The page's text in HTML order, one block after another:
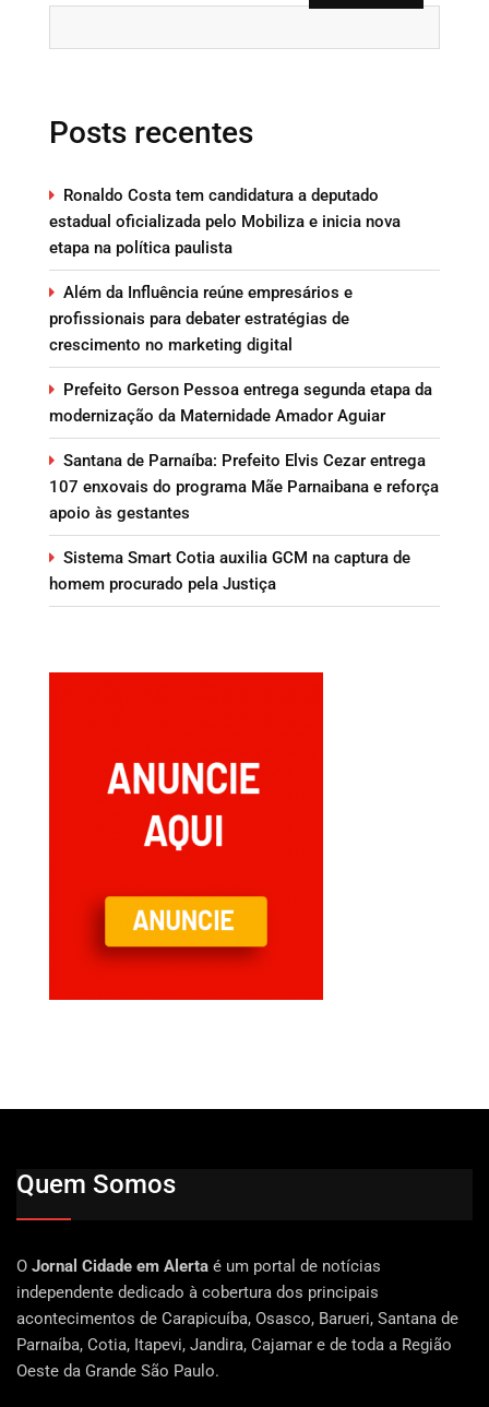
Posts recentes
Ronaldo Costa tem candidatura a deputado
estadual oficializada pelo Mobiliza e inicia nova
etapa na política paulista
Além da Influência reúne empresários e
profissionais para debater estratégias de
crescimento no marketing digital
Prefeito Gerson Pessoa entrega segunda etapa da
modernização da Maternidade Amador Aguiar
Santana de Parnaíba: Prefeito Elvis Cezar entrega
107 enxovais do programa Mãe Parnaibana e reforça
apoio às gestantes
Sistema Smart Cotia auxilia GCM na captura de
homem procurado pela Justiça
Quem Somos
O Jornal Cidade em Alerta é um portal de notícias
independente dedicado à cobertura dos principais
acontecimentos de Carapicuíba, Osasco, Barueri, Santana de
Parnaíba, Cotia, Itapevi, Jandira, Cajamar e de toda a Região
Oeste da Grande São Paulo.